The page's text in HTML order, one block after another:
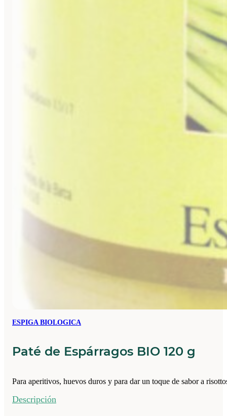
ESPIGA BIOLOGICA
Paté de Espárragos BIO 120 g
Para aperitivos, huevos duros y para dar un toque de sabor a
Descripción